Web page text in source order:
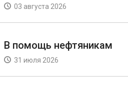
03 августа 2026
В помощь нефтяникам
31 июля 2026